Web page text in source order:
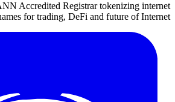
Accredited Registrar tokenizing internet
for trading, DeFi and future of Internet.